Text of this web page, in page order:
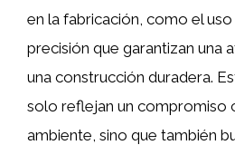
en la fabricación, como el
precisión que garantizan una
una construcción duradera.
solo reflejan un compromiso
ambiente, sino que también